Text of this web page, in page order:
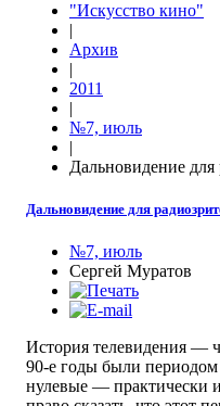
"Искусство кино"
|
Архив
|
2011
|
№7, июль
|
Дальновидение для
Дальновидение для
№7, июль
Сергей Муратов
История телевидения —
90-е годы были
нулевые — практически